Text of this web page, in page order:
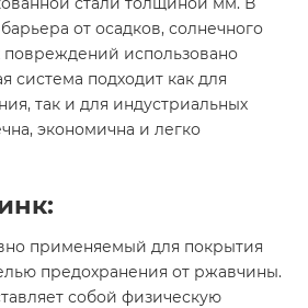
от осадков, солнечного
повреждений использовано
система подходит как для
так и для индустриальных
экономична и легко
применяемый для покрытия
предохранения от ржавчины.
собой физическую